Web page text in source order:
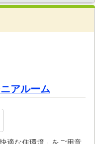
アルーム
適な住環境」をご用意